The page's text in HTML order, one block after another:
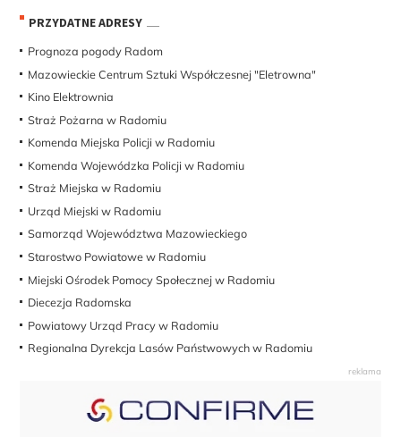
PRZYDATNE ADRESY
Prognoza pogody Radom
Mazowieckie Centrum Sztuki Współczesnej "Eletrowna"
Kino Elektrownia
Straż Pożarna w Radomiu
Komenda Miejska Policji w Radomiu
Komenda Wojewódzka Policji w Radomiu
Straż Miejska w Radomiu
Urząd Miejski w Radomiu
Samorząd Województwa Mazowieckiego
Starostwo Powiatowe w Radomiu
Miejski Ośrodek Pomocy Społecznej w Radomiu
Diecezja Radomska
Powiatowy Urząd Pracy w Radomiu
Regionalna Dyrekcja Lasów Państwowych w Radomiu